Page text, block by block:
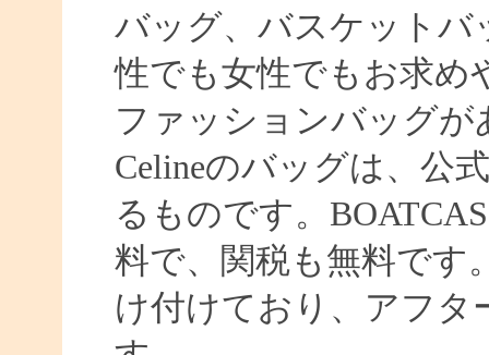
バッグ、バスケットバ
性でも女性でもお求め
ファッションバッグが
Celineのバッグは、公
るものです。
料で、関税も無料です
け付けており、アフタ